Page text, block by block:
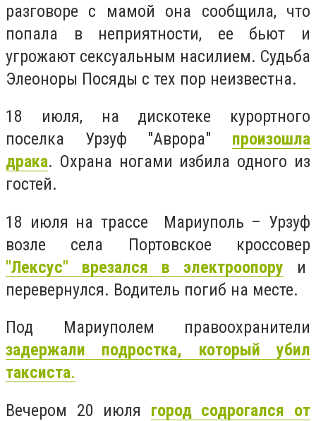
разговоре с мамой она сообщила, что
попала в неприятности, ее бьют и
угрожают сексуальным насилием. Судьба
Элеоноры Посяды с тех пор неизвестна.
18 июля, на дискотеке курортного
поселка Урзуф "Аврора" произошла
драка. Охрана ногами избила одного из
гостей.
18 июля на трассе Мариуполь – Урзуф
возле села Портовское кроссовер
"Лексус" врезался в электроопору и
перевернулся. Водитель погиб на месте.
Под Мариуполем правоохранители
задержали подростка, который убил
таксиста.
Вечером 20 июля город содрогался от